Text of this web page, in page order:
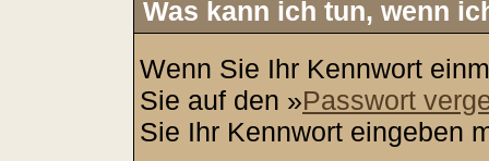
Was kann ich tun, wenn
Wenn Sie Ihr Kennwort
Sie auf den »Passwort
Sie Ihr Kennwort eingeben